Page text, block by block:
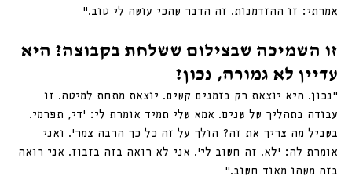
אמרתי: זו ההזדמנות. זה הדבר שהכי עושה לי טוב.״
זו השמיכה שבצילום ששלחת בקבוצה? היא
עדיין לא גמורה, נכון?
“נכון. היא יוצאת רק בזמנים קשים. יוצאת מתחת למיטה. זו
עבודה בתהליך של שנים. אמא שלי תמיד אומרת לי: ‘די, תפרמי.
בשביל מה צריך את זה? הולך על זה כל כך הרבה צמר’. ואני
אומרת לה: ‘לא. זה חשוב לי’. אני לא רואה בזה בזבוז. אני רואה
בזה משהו מאוד חשוב.״